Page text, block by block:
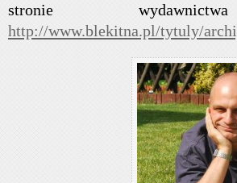
stronie
http://www.blekitna.pl/tytuly/